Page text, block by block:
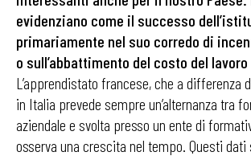
evidenziano come il successo
primariamente nel suo corredo di
o sull’abbattimento del costo del
L’apprendistato francese, che a differenza
in Italia prevede sempre un’alternanza tra
aziendale e svolta presso un ente di
osserva una crescita nel tempo. Questi dati